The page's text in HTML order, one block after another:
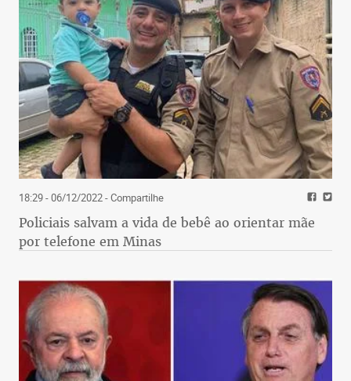
18:29 - 06/12/2022- Compartilhe
Policiais salvam a vida de bebê ao orientar mãe
por telefone em Minas